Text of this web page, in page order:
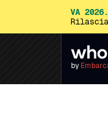
VA
by